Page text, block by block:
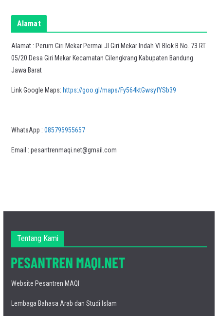
Alamat
Alamat : Perum Giri Mekar Permai Jl Giri Mekar Indah VI Blok B No. 73 RT
05/20 Desa Giri Mekar Kecamatan Cilengkrang Kabupaten Bandung
Jawa Barat
Link Google Maps: https://goo.gl/maps/Fy564ktGwsyfYSb39
WhatsApp : 085795955657
Email : pesantrenmaqi.net@gmail.com
Tentang Kami
Website Pesantren MAQI
Lembaga Bahasa Arab dan Studi Islam